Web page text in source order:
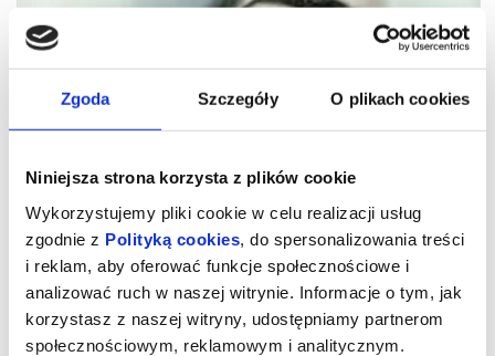
Zgoda Szczegóły O plikach cookies
Niniejsza strona korzysta z plików cookie
Wykorzystujemy pliki cookie w celu realizacji usług
zgodnie z Polityką cookies , do spersonalizowania treści
i reklam, aby oferować funkcje społecznościowe i
analizować ruch w naszej witrynie. Informacje o tym, jak
korzystasz z naszej witryny, udostępniamy partnerom
społecznościowym, reklamowym i analitycznym.